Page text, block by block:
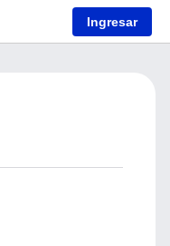
Ingresar